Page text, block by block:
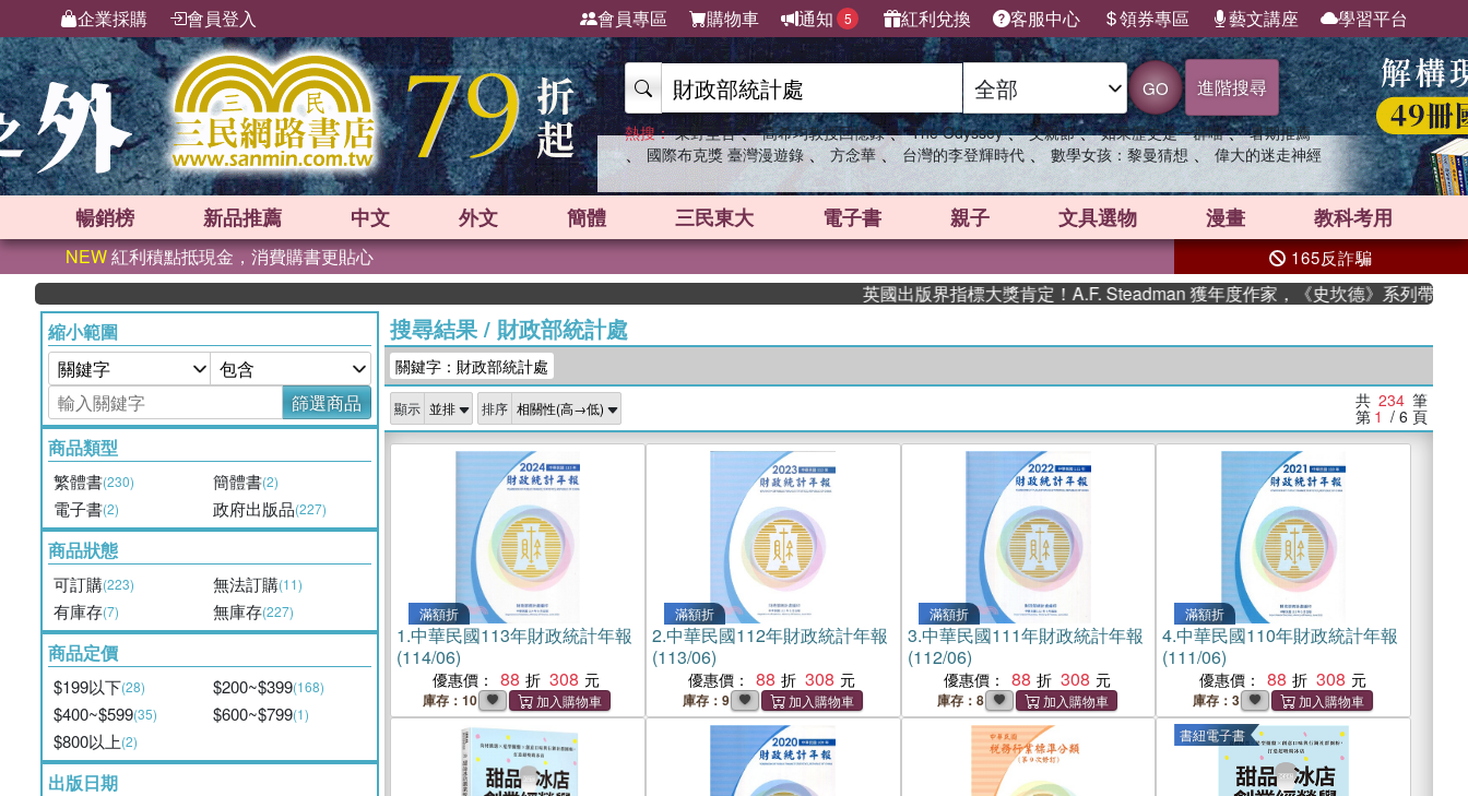
企業採購 會員登入 會員專區 購物車 通知 5 紅利兌換 客服中心 領券專區 藝文講座 學習平台
GO 進階搜尋
熱搜： 東野圭吾 、 高希均教授回憶錄 、 The Odyssey 、 父親節 、 如果歷史是一群喵 、 暑期推薦
、 國際布克獎 臺灣漫遊錄 、 方念華 、 台灣的李登輝時代 、 數學女孩：黎曼猜想 、 偉大的迷走神經
暢銷榜 新品推薦 中文 外文 簡體 三民東大 電子書 親子 文具選物 漫畫 教科考用
NEW紅利積點抵現金，消費購書更貼心 165反詐騙
英國出版界指標大獎肯定！A.F. Steadman 獲年度作家，《史坎德》系列帶你踏上熱血奇
縮小範圍
篩選商品
商品類型
繁體書(230) 簡體書(2)
電子書(2) 政府出版品(227)
商品狀態
可訂購(223) 無法訂購(11)
有庫存(7) 無庫存(227)
商品定價
$199以下(28) $200~$399(168)
$400~$599(35) $600~$799(1)
$800以上(2)
出版日期
搜尋結果/ 財政部統計處
關鍵字：財政部統計處
顯示 排序 共 234 筆
第 1 / 6 頁
滿額折
1.中華民國113年財政統計年報
(114/06)
優惠價： 88 308
庫存：10
滿額折
2.中華民國112年財政統計年報
(113/06)
優惠價： 88 308
庫存：9
滿額折
3.中華民國111年財政統計年報
(112/06)
優惠價： 88 308
庫存：8
滿額折
4.中華民國110年財政統計年報
(111/06)
優惠價： 88 308
庫存：3
書紐電子書